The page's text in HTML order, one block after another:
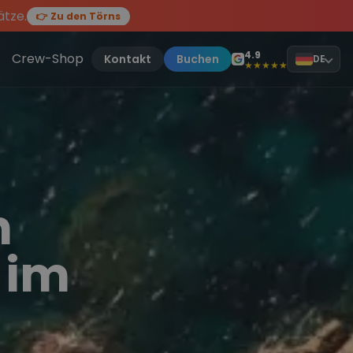
👉 Zu den Törns
Törn!
des Jahres, sei dabei.
Crew-Shop Kontakt Buchen 4.9
★★★★★ DE